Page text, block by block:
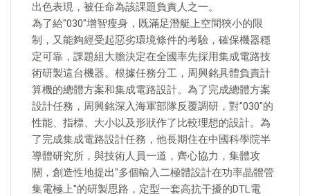
出色表現，被任命為該課題負責人之一。
為了給"030"增智瘦身，既滿足潛艇上空間狹小的限
制，又能夠經受起惡劣環境條件的考驗，確保機器穩
定可靠，課題組大膽決定在全國率先採用集成電路技
術研製這台機器。根據任務分工，周興銘具體負責計
算機的總體方案和集成電路設計。為了完成總體方案
設計任務，周興銘深入海軍部隊反覆調研，對"030"的
性能、指標、大小以及形狀作了比較理想的設計。為
了完成集成電路設計任務，他長期住在中國科學院半
導體研究所，與技術人員一道，齊心協力，集體攻
關，創造性地提出"多個輸入二極體設計在功率晶體管
集電極上"的研製思路，定型一套高抗干擾的DTL電